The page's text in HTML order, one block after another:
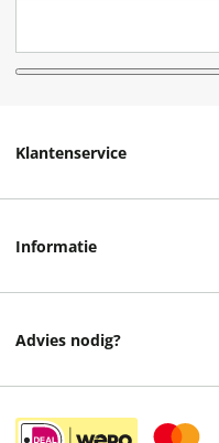
Klantenservice
Retourneren
Informatie
Advies nodig?